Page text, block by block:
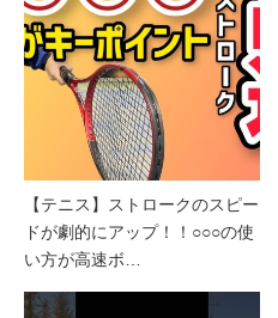
【テニス】ストロークのスピー
ドが劇的にアップ！！○○○の使
い方が高速ボ…